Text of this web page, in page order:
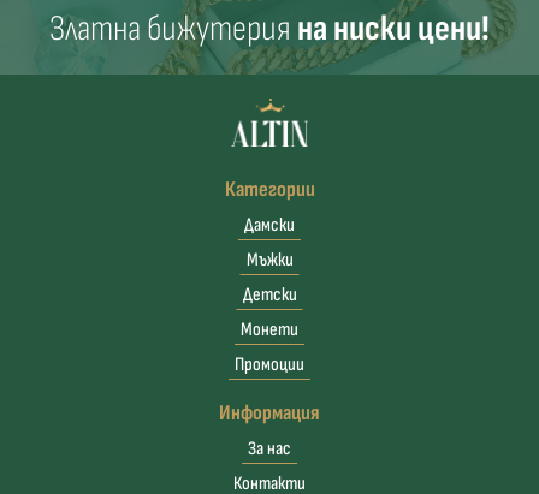
Златна бижутерия на ниски цени!
Категории
Дамски
Мъжки
Детски
Монети
Промоции
Информация
За нас
Контакти